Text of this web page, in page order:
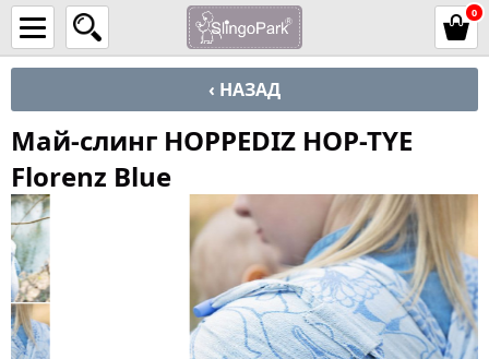
0
‹ НАЗАД
Май-слинг HOPPEDIZ HOP-TYE
Florenz Blue